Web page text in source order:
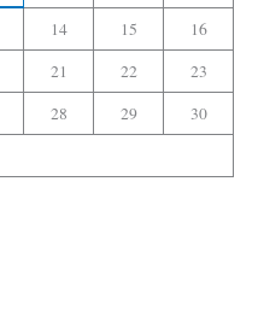
14 15
16
21 22
23
28 29
30